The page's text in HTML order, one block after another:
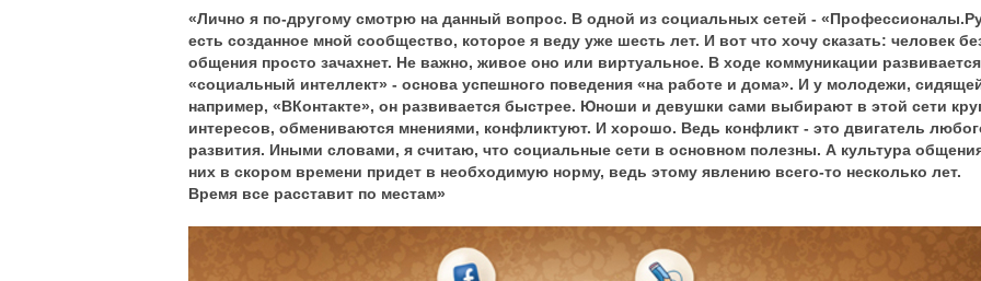
«Лично я по-другому смотрю на данный вопрос. В одной из социальных сетей -
есть созданное мной сообщество, которое я веду уже шесть лет. И вот что хочу сказать: человек
общения просто зачахнет. Не важно, живое оно или виртуальное. В ходе коммуникации развивается
«социальный интеллект» - основа успешного поведения «на работе и дома». И у молодежи,
например, «ВКонтакте», он развивается быстрее. Юноши и девушки сами выбирают в этой сети
интересов, обмениваются мнениями, конфликтуют. И хорошо. Ведь конфликт - это двигатель
развития. Иными словами, я считаю, что социальные сети в основном полезны. А культура
них в скором времени придет в необходимую норму, ведь этому явлению всего-то несколько лет.
Время все расставит по местам»